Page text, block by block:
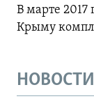
В марте 2017
Крыму
НОВОСТИ